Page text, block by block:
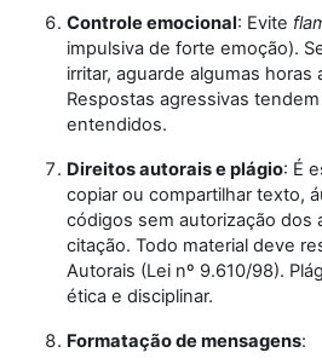
Controle emocional: Evite
impulsiva de forte emoção).
irritar, aguarde algumas
Respostas agressivas
entendidos.
Direitos autorais e plágio: É
copiar ou compartilhar texto,
códigos sem autorização dos
citação. Todo material deve
Autorais (Lei nº 9.610/98).
ética e disciplinar.
Formatação de mensagens: